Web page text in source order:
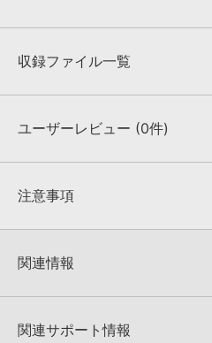
収録ファイル一覧
収録ファイル一覧
ユーザーレビュー (0件)
★★★★★
★5
★4
★1
注意事項
KONTAKTフォーマットは、
でお使いいただけます。無償版の
4GBを超えるデータに関するご注意
関連情報
マーセール！
関連サポート情報